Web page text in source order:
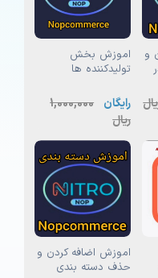
و
اموزش بخش
تولیدکننده ها
رایگان
1,000,000
ریال
اموزش اضافه کردن و
حذف دسته بندی